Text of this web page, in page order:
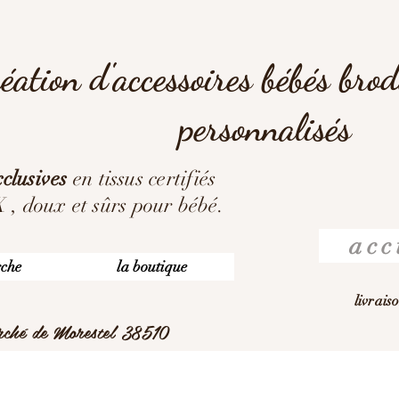
d'accessoires bébés
personnalisés
en tissus certifiés
doux et sûrs pour bébé.
la boutique
de Morestel 38510